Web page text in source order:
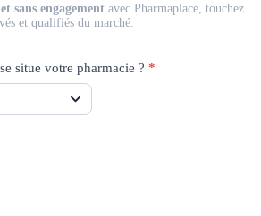
sans engagement avec Pharmaplace, touchez
et qualifiés du marché.
situe votre pharmacie ? *